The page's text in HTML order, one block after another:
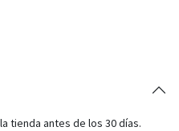
tienda antes de los 30 días.